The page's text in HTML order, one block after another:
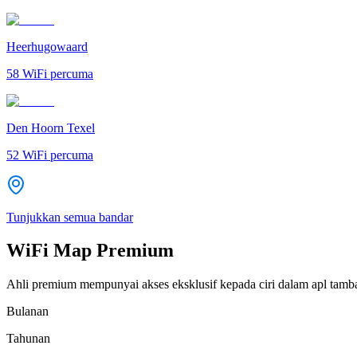
Heerhugowaard
58 WiFi percuma
Den Hoorn Texel
52 WiFi percuma
Tunjukkan semua bandar
WiFi Map Premium
Ahli premium mempunyai akses eksklusif kepada ciri dalam apl
Bulanan
Tahunan